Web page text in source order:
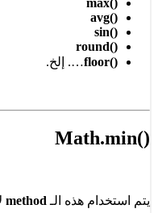
…. إلخ.
الـmethodلإرجاع أصغر